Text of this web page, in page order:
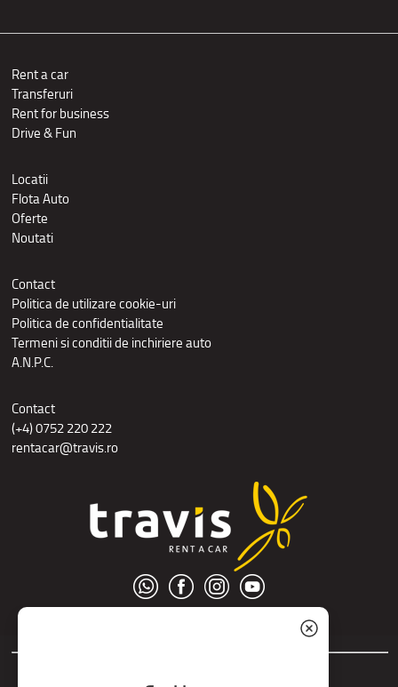
Rent a car
Transferuri
Rent for business
Drive & Fun
Locatii
Flota Auto
Oferte
Noutati
Contact
Politica de utilizare cookie-uri
Politica de confidentialitate
Termeni si conditii de inchiriere auto
A.N.P.C.
Contact
(+4) 0752 220 222
rentacar@travis.ro